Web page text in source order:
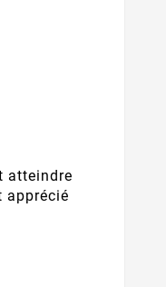
atteindre
apprécié